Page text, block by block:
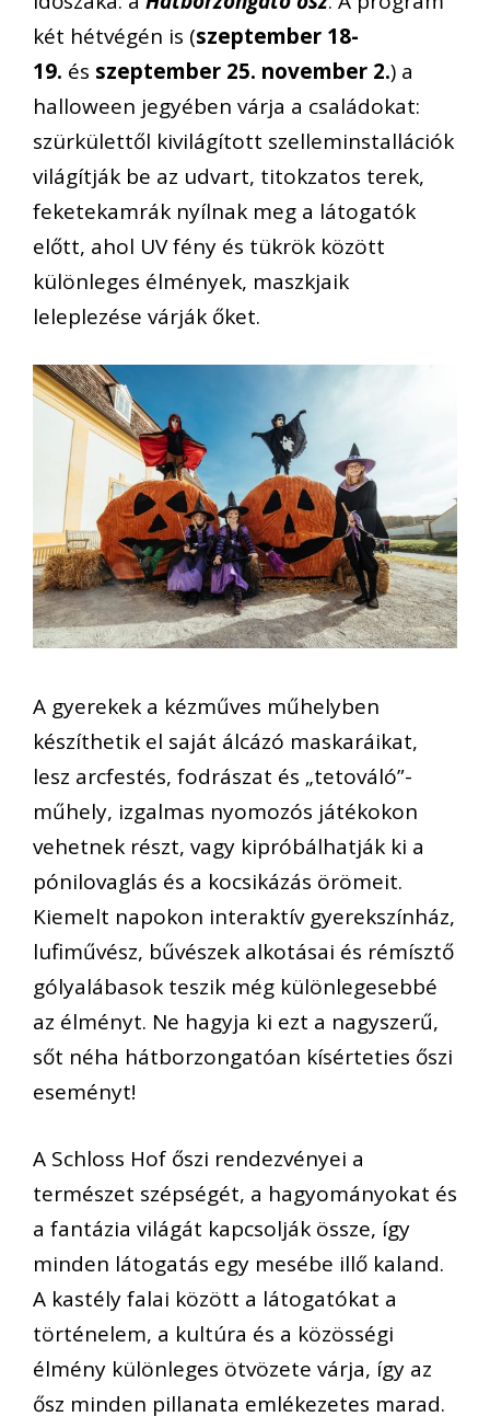
két hétvégén is (szeptember 18-
19. és szeptember 25. november 2.) a
halloween jegyében várja a családokat:
szürkülettől kivilágított szelleminstallációk
világítják be az udvart, titokzatos terek,
feketekamrák nyílnak meg a látogatók
előtt, ahol UV fény és tükrök között
különleges élmények, maszkjaik
leleplezése várják őket.
A gyerekek a kézműves műhelyben
készíthetik el saját álcázó maskaráikat,
lesz arcfestés, fodrászat és „tetováló”-
műhely, izgalmas nyomozós játékokon
vehetnek részt, vagy kipróbálhatják ki a
pónilovaglás és a kocsikázás örömeit.
Kiemelt napokon interaktív gyerekszínház,
lufiművész, bűvészek alkotásai és rémísztő
gólyalábasok teszik még különlegesebbé
az élményt. Ne hagyja ki ezt a nagyszerű,
sőt néha hátborzongatóan kísérteties őszi
eseményt!
A Schloss Hof őszi rendezvényei a
természet szépségét, a hagyományokat és
a fantázia világát kapcsolják össze, így
minden látogatás egy mesébe illő kaland.
A kastély falai között a látogatókat a
történelem, a kultúra és a közösségi
élmény különleges ötvözete várja, így az
ősz minden pillanata emlékezetes marad.